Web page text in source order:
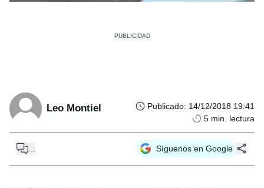
Leo Montiel Publicado: 14/12/2018 19:41
5 min. lectura
Síguenos en Google